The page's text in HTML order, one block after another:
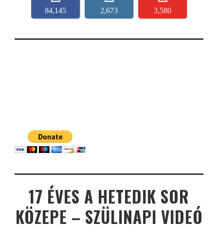
84,145 2,673 3,580
17 ÉVES A HETEDIK SOR
KÖZEPE – SZÜLINAPI VIDEÓ